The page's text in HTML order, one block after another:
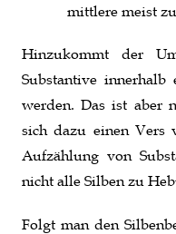
mittlere meist
Hinzukommt der
Substantive innerhalb
werden. Das ist aber
sich dazu einen Vers
Aufzählung von
nicht alle Silben zu
Folgt man den